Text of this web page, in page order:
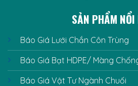
SẢN PHẨM
Báo Giá Lưới Chắn Côn Trùng
Báo Giá Bạt HDPE/ Màng
Báo Giá Vật Tư Ngành Chuối